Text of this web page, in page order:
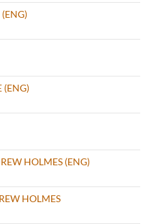
(ENG)
HOLMES (ENG)
HOLMES